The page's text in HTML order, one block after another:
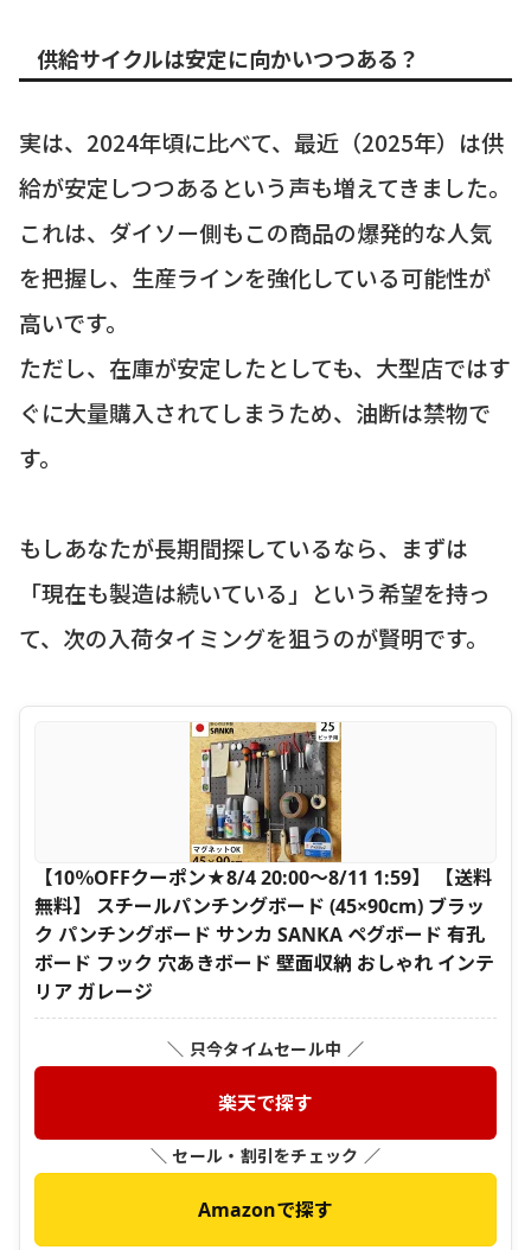
供給サイクルは安定に向かいつつある？
実は、2024年頃に比べて、最近（2025年）は供
給が安定しつつあるという声も増えてきました。
これは、ダイソー側もこの商品の爆発的な人気
を把握し、生産ラインを強化している可能性が
高いです。
ただし、在庫が安定したとしても、大型店ではす
ぐに大量購入されてしまうため、油断は禁物で
す。
もしあなたが長期間探しているなら、まずは
「現在も製造は続いている」という希望を持っ
て、次の入荷タイミングを狙うのが賢明です。
【10％OFFクーポン★8/4 20:00〜8/11 1:59】 【送料
無料】 スチールパンチングボード (45×90cm) ブラッ
ク パンチングボード サンカ SANKA ペグボード 有孔
ボード フック 穴あきボード 壁面収納 おしゃれ インテ
リア ガレージ
＼ 只今タイムセール中 ／
楽天で探す
＼ セール・割引をチェック ／
Amazonで探す